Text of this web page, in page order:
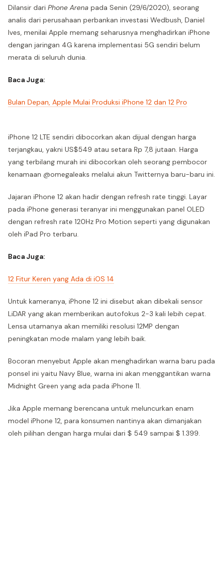
Dilansir dari Phone Arena pada Senin (29/6/2020), seorang
analis dari perusahaan perbankan investasi Wedbush, Daniel
Ives, menilai Apple memang seharusnya menghadirkan iPhone
dengan jaringan 4G karena implementasi 5G sendiri belum
merata di seluruh dunia.
Baca Juga:
Bulan Depan, Apple Mulai Produksi iPhone 12 dan 12 Pro
iPhone 12 LTE sendiri dibocorkan akan dijual dengan harga
terjangkau, yakni US$549 atau setara Rp 7,8 jutaan. Harga
yang terbilang murah ini dibocorkan oleh seorang pembocor
kenamaan @omegaleaks melalui akun Twitternya baru-baru ini.
Jajaran iPhone 12 akan hadir dengan refresh rate tinggi. Layar
pada iPhone generasi teranyar ini menggunakan panel OLED
dengan refresh rate 120Hz Pro Motion seperti yang digunakan
oleh iPad Pro terbaru.
Baca Juga:
12 Fitur Keren yang Ada di iOS 14
Untuk kameranya, iPhone 12 ini disebut akan dibekali sensor
LiDAR yang akan memberikan autofokus 2-3 kali lebih cepat.
Lensa utamanya akan memiliki resolusi 12MP dengan
peningkatan mode malam yang lebih baik.
Bocoran menyebut Apple akan menghadirkan warna baru pada
ponsel ini yaitu Navy Blue, warna ini akan menggantikan warna
Midnight Green yang ada pada iPhone 11.
Jika Apple memang berencana untuk meluncurkan enam
model iPhone 12, para konsumen nantinya akan dimanjakan
oleh pilihan dengan harga mulai dari $ 549 sampai $ 1.399.